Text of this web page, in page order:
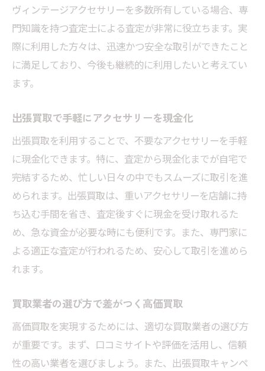
ヴィンテージアクセサリーを多数所有している場合、専
門知識を持つ査定士による査定が非常に役立ちます。実
際に利用した方々は、迅速かつ安全な取引ができたこと
に満足しており、今後も継続的に利用したいと考えてい
ます。
出張買取で手軽にアクセサリーを現金化
出張買取を利用することで、不要なアクセサリーを手軽
に現金化できます。特に、査定から現金化までが自宅で
完結するため、忙しい日々の中でもスムーズに取引を進
められます。出張買取は、重いアクセサリーを店舗に持
ち込む手間を省き、査定後すぐに現金を受け取れるた
め、急な資金が必要な時にも便利です。また、専門家に
よる適正な査定が行われるため、安心して取引を進めら
れます。
買取業者の選び方で差がつく高価買取
高価買取を実現するためには、適切な買取業者の選び方
が重要です。まず、口コミサイトや評価を活用し、信頼
性の高い業者を選びましょう。また、出張買取キャンペ